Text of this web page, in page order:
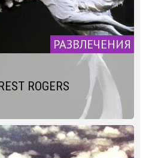
РАЗВЛЕЧЕНИЯ
ROGERS